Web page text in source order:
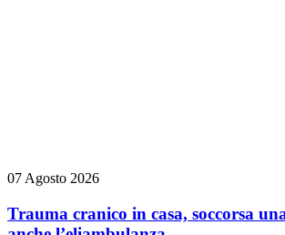
07 Agosto 2026
Trauma cranico in casa, soccorsa